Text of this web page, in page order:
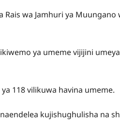
wa Jamhuri ya Muungano
ya umeme vijijini
118 vilikuwa havina umeme.
kujishughulisha na